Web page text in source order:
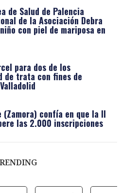
de Salud de Palencia
de la Asociación Debra
con piel de mariposa en
para dos de los
de trata con fines de
(Zamora) confía en que la II
las 2.000 inscripciones